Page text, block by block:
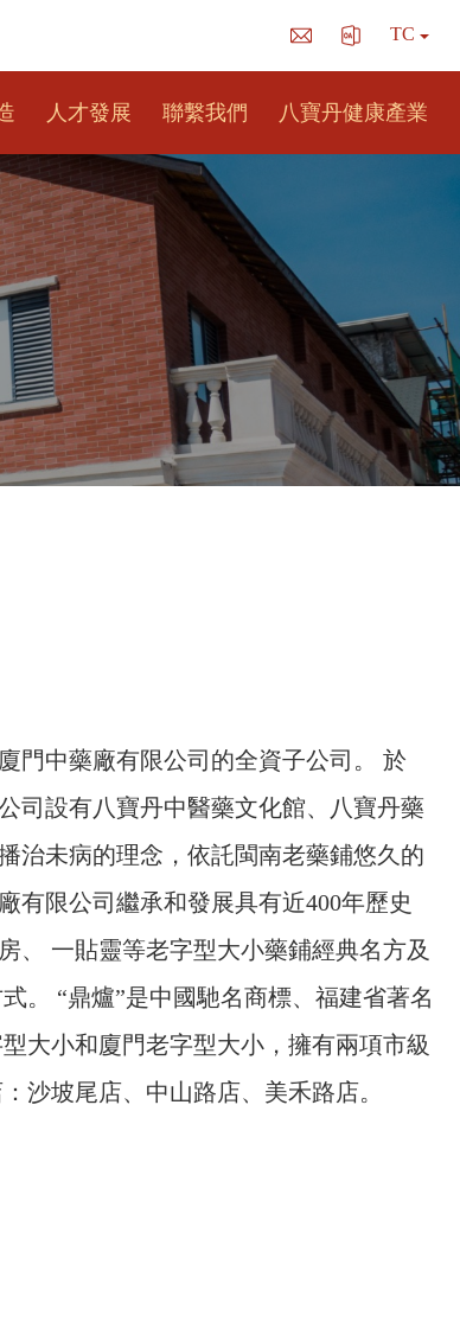
TC
人才發展 聯繫我們 八寶丹健康產業
門中藥廠有限公司的全資子公司。 於
司設有八寶丹中醫藥文化館、八寶丹藥
治未病的理念，依託閩南老藥鋪悠久的
有限公司繼承和發展具有近400年歷史
、 一貼靈等老字型大小藥鋪經典名方及
。 “鼎爐”是中國馳名商標、福建省著名
大小和廈門老字型大小，擁有兩項市級
沙坡尾店、中山路店、美禾路店。